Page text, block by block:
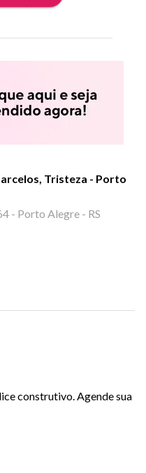
Tristeza - Porto
- Porto Alegre - RS
construtivo. Agende sua